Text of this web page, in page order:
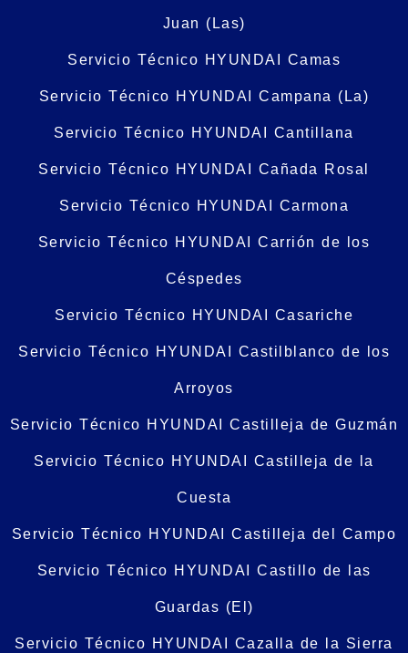
Juan (Las)
Servicio Técnico HYUNDAI Camas
Servicio Técnico HYUNDAI Campana (La)
Servicio Técnico HYUNDAI Cantillana
Servicio Técnico HYUNDAI Cañada Rosal
Servicio Técnico HYUNDAI Carmona
Servicio Técnico HYUNDAI Carrión de los
Céspedes
Servicio Técnico HYUNDAI Casariche
Servicio Técnico HYUNDAI Castilblanco de los
Arroyos
Servicio Técnico HYUNDAI Castilleja de Guzmán
Servicio Técnico HYUNDAI Castilleja de la
Cuesta
Servicio Técnico HYUNDAI Castilleja del Campo
Servicio Técnico HYUNDAI Castillo de las
Guardas (El)
Servicio Técnico HYUNDAI Cazalla de la Sierra